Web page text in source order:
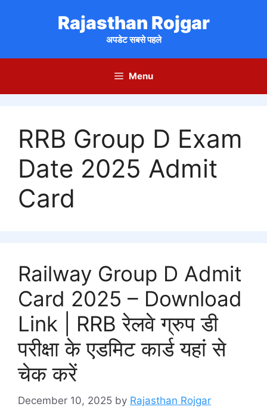
Rajasthan Rojgar
अपडेट सबसे पहले
Menu
RRB Group D Exam
Date 2025 Admit
Card
Railway Group D Admit
Card 2025 – Download
Link | RRB रेलवे ग्रुप डी
परीक्षा के एडमिट कार्ड यहां से
चेक करें
December 10, 2025 by Rajasthan Rojgar